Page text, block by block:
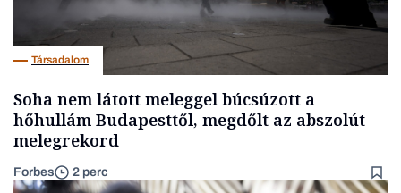
Társadalom
Soha nem látott meleggel búcsúzott a
hőhullám Budapesttől, megdőlt az abszolút
melegrekord
Forbes 2 perc